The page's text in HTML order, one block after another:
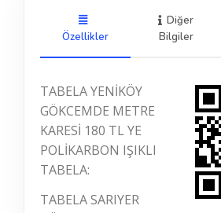
Özellikler
Diğer
Bilgiler
TABELA YENİKÖY
GÖKCEMDE METRE
KARESİ 180 TL YE
POLİKARBON IŞIKLI
TABELA:
TABELA SARIYER